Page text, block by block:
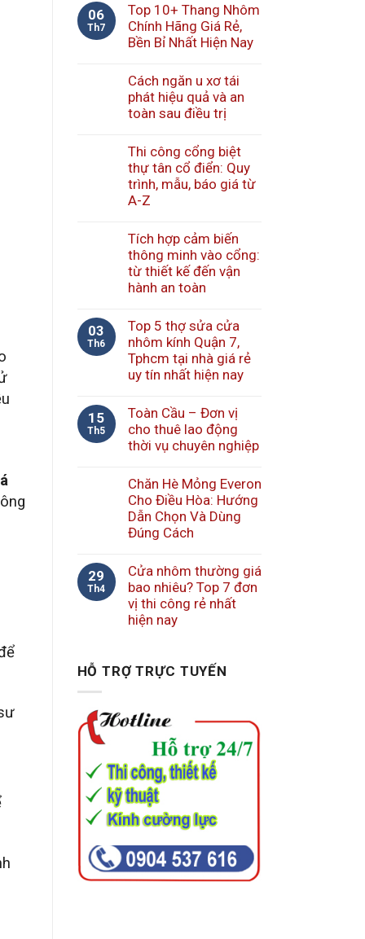
06
Th7
Top 10+ Thang Nhôm
Chính Hãng Giá Rẻ,
Bền Bỉ Nhất Hiện Nay
Cách ngăn u xơ tái
phát hiệu quả và an
toàn sau điều trị
Thi công cổng biệt
thự tân cổ điển: Quy
trình, mẫu, báo giá từ
A-Z
Tích hợp cảm biến
thông minh vào cổng:
từ thiết kế đến vận
hành an toàn
03
Th6
Top 5 thợ sửa cửa
nhôm kính Quận 7,
Tphcm tại nhà giá rẻ
uy tín nhất hiện nay
15
Th5
Toàn Cầu – Đơn vị
cho thuê lao động
thời vụ chuyên nghiệp
Chăn Hè Mỏng Everon
Cho Điều Hòa: Hướng
Dẫn Chọn Và Dùng
Đúng Cách
29
Th4
Cửa nhôm thường giá
bao nhiêu? Top 7 đơn
vị thi công rẻ nhất
hiện nay
HỖ TRỢ TRỰC TUYẾN